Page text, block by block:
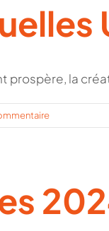
prospère, la